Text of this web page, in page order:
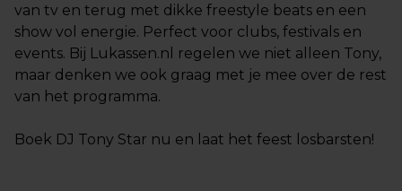
van tv en terug met dikke freestyle beats en een
show vol energie. Perfect voor clubs, festivals en
events. Bij Lukassen.nl regelen we niet alleen Tony,
maar denken we ook graag met je mee over de rest
van het programma.
Boek DJ Tony Star nu en laat het feest losbarsten!